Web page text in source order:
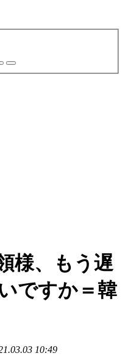
様、もう遅
ですか＝韓
10:49